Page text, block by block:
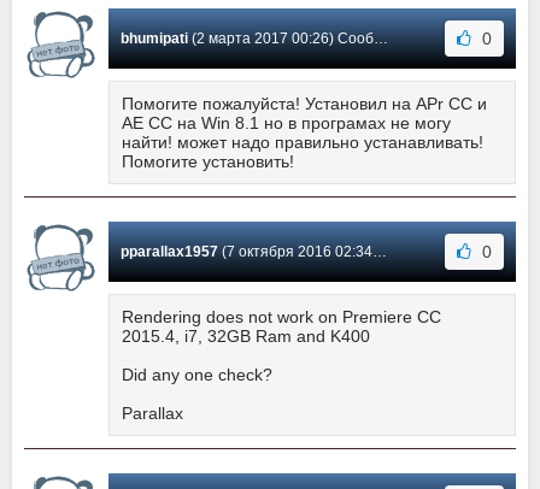
bhumipati(2 марта 2017 00:26) Сообщение #4 0
Помогите пожалуйста! Установил на APr CC и
AE CC на Win 8.1 но в програмах не могу
найти! может надо правильно устанавливать!
Помогите установить!
pparallax1957(7 октября 2016 02:34) Сообщение #3 0
Rendering does not work on Premiere CC
2015.4, i7, 32GB Ram and K400
Did any one check?
Parallax